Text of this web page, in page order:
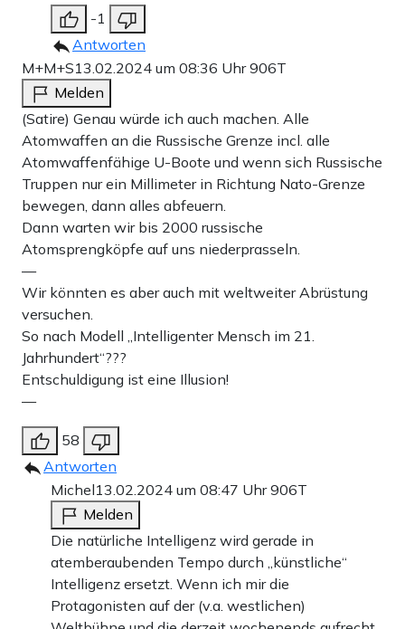
-1
Antworten
M+M+S13.02.2024 um 08:36 Uhr906T
Melden
(Satire) Genau würde ich auch machen. Alle
Atomwaffen an die Russische Grenze incl. alle
Atomwaffenfähige U-Boote und wenn sich Russische
Truppen nur ein Millimeter in Richtung Nato-Grenze
bewegen, dann alles abfeuern.
Dann warten wir bis 2000 russische
Atomsprengköpfe auf uns niederprasseln.
—
Wir könnten es aber auch mit weltweiter Abrüstung
versuchen.
So nach Modell „Intelligenter Mensch im 21.
Jahrhundert“???
Entschuldigung ist eine Illusion!
—
58
Antworten
Michel13.02.2024 um 08:47 Uhr906T
Melden
Die natürliche Intelligenz wird gerade in
atemberaubenden Tempo durch „künstliche“
Intelligenz ersetzt. Wenn ich mir die
Protagonisten auf der (v.a. westlichen)